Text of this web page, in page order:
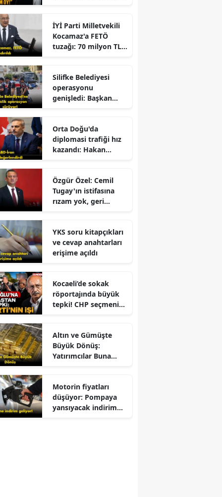
Büyüyor
İYİ Parti Milletvekili
Kocamaz'a FETÖ
tuzağı: 70 milyon TL
Silifke Belediyesi
operasyonu
genişledi: Başkan
Orta Doğu'da
diplomasi trafiği hız
kazandı: Hakan
Özgür Özel: Cemil
Tugay'ın istifasına
rızam yok, geri
YKS soru kitapçıkları
ve cevap anahtarları
erişime açıldı
Kocaeli’de sokak
röportajında büyük
tepki! CHP seçmeni
Altın ve Gümüşte
Büyük Dönüş:
Yatırımcılar Buna
Motorin fiyatları
düşüyor: Pompaya
yansıyacak indirim